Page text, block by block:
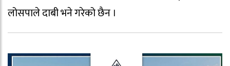
लोसपाले दाबी भने गरेको छैन ।